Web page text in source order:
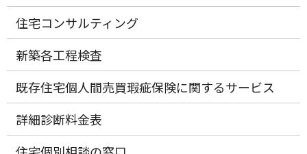
住宅コンサルティング
新築各工程検査
既存住宅個人間売買瑕疵保険に関するサービス
詳細診断料金表